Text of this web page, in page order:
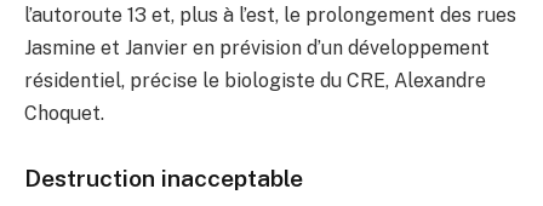
l’autoroute 13 et, plus à l’est, le prolongement des rues
Jasmine et Janvier en prévision d’un développement
résidentiel, précise le biologiste du CRE, Alexandre
Choquet.
Destruction inacceptable